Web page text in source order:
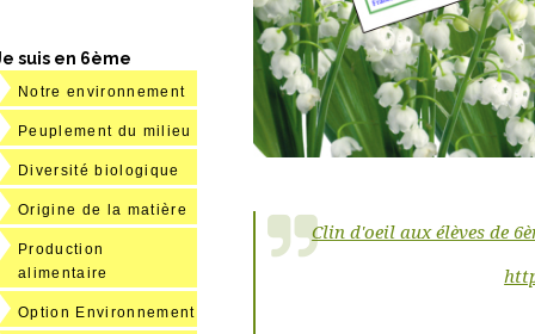
Clin d'oeil aux élèves de
suis en 6ème
Notre environnement
Peuplement du milieu
Diversité biologique
Origine de la matière
Production
alimentaire
Option Environnement